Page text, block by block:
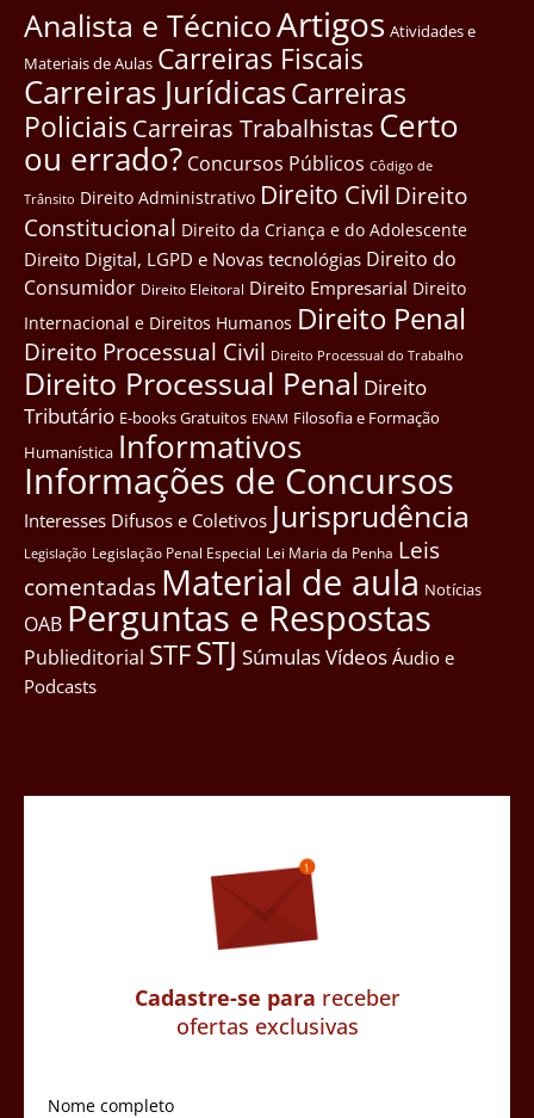
Analista e TécnicoArtigos Atividades e
Materiais de Aulas Carreiras Fiscais
Carreiras JurídicasCarreiras
Policiais Carreiras Trabalhistas Certo
ou errado? Concursos Públicos Côdigo de
Trânsito Direito Administrativo Direito Civil Direito
Constitucional Direito da Criança e do Adolescente
Direito Digital, LGPD e Novas tecnológias Direito do
Consumidor Direito Eleitoral Direito Empresarial Direito
Internacional e Direitos Humanos Direito Penal
Direito Processual Civil Direito Processual do Trabalho
Direito Processual Penal Direito
Tributário E-books Gratuitos ENAM Filosofia e Formação
Humanística Informativos
Informações de Concursos
Interesses Difusos e Coletivos Jurisprudência
Legislação Legislação Penal Especial Lei Maria da Penha Leis
comentadas Material de aula Notícias
OAB Perguntas e Respostas
Publieditorial STFSTJ SúmulasVídeos Áudio e
Podcasts
Cadastre-se para receber
ofertas exclusivas
Nome completo